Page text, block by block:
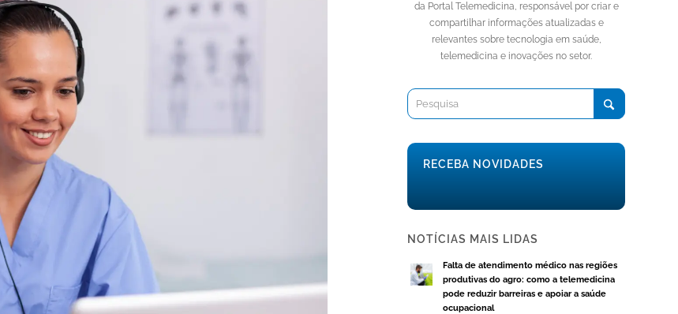
da Portal Telemedicina, responsável por criar e
compartilhar informações atualizadas e
relevantes sobre tecnologia em saúde,
telemedicina e inovações no setor.
RECEBA NOVIDADES
NOTÍCIAS MAIS LIDAS
Falta de atendimento médico nas regiões
produtivas do agro: como a telemedicina
pode reduzir barreiras e apoiar a saúde
ocupacional